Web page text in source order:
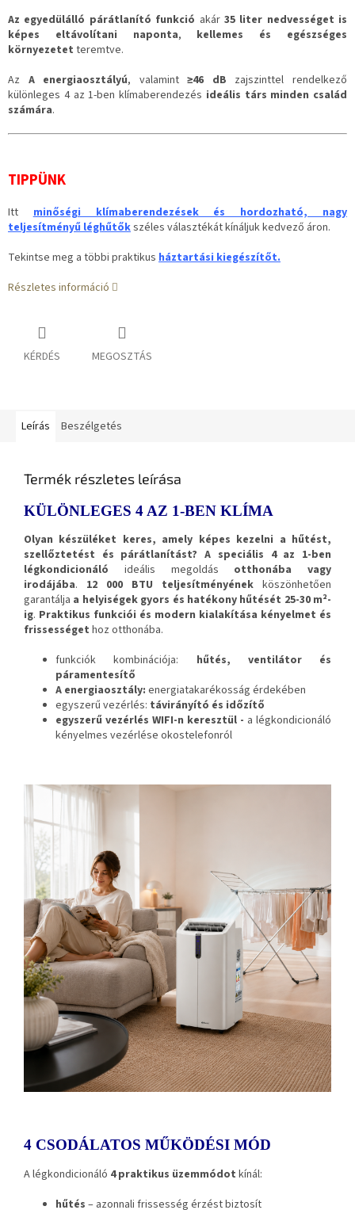
Az egyedülálló párátlanító funkció akár 35 liter nedvességet is
képes eltávolítani naponta, kellemes és egészséges
környezetet teremtve.
Az A energiaosztályú, valamint≥46 dB zajszinttel rendelkező
különleges 4 az 1-ben klímaberendezés ideális társ minden család
számára.
TIPPÜNK
Ittminőségi klímaberendezések és hordozható, nagy
teljesítményű léghűtőkszéles választékát kínáljuk kedvező áron.
Tekintse meg a többi praktikus háztartási kiegészítőt.
Részletes információ
KÉRDÉS MEGOSZTÁS
Leírás Beszélgetés
Termék részletes leírása
KÜLÖNLEGES 4 AZ 1-BEN KLÍMA
Olyan készüléket keres, amely képes kezelni a hűtést,
szellőztetést és párátlanítást? A speciális 4 az 1-ben
légkondicionáló ideális megoldás otthonába vagy
irodájába. 12 000 BTU teljesítményének köszönhetően
garantálja a helyiségek gyors és hatékony hűtését 25-30 m²-
ig. Praktikus funkciói és modern kialakítása kényelmet és
frissességet hoz otthonába.
funkciók kombinációja: hűtés, ventilátor és
páramentesítő
A energiaosztály: energiatakarékosság érdekében
egyszerű vezérlés: távirányító és időzítő
egyszerű vezérlés WIFI-n keresztül - a légkondicionáló
kényelmes vezérlése okostelefonról
4 CSODÁLATOS MŰKÖDÉSI MÓD
A légkondicionáló 4 praktikus üzemmódot kínál:
hűtés – azonnali frissesség érzést biztosít